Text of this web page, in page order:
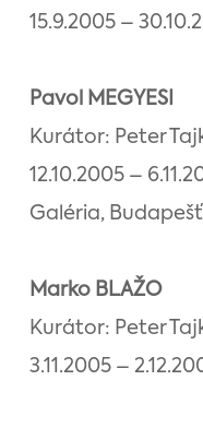
15.9.2005 –
Pavol MEGYESI
Kurátor: Peter
12.10.2005 –
Galéria, Budapešť
Marko BLAŽO
Kurátor: Peter
3.11.2005 –